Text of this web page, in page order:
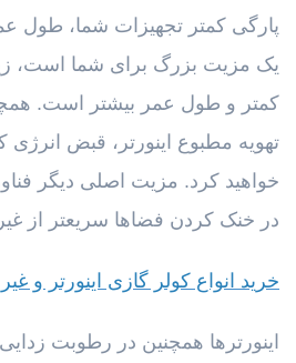
پارگی کمتر تجهیزات شما، طول
یک مزیت بزرگ برای شما است،
کمتر و طول عمر بیشتر است.
تهویه مطبوع اینورتر، قبض
خواهید کرد. مزیت اصلی دیگر
در خنک کردن فضاها سریعتر از
خرید انواع کولر گازی اینورتر و غیر
اینورترها همچنین در رطوبت